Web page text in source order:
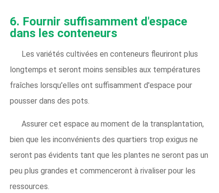
6. Fournir suffisamment d'espace
dans les conteneurs
Les variétés cultivées en conteneurs fleuriront plus
longtemps et seront moins sensibles aux températures
fraîches lorsqu'elles ont suffisamment d'espace pour
pousser dans des pots.
Assurer cet espace au moment de la transplantation,
bien que les inconvénients des quartiers trop exigus ne
seront pas évidents tant que les plantes ne seront pas un
peu plus grandes et commenceront à rivaliser pour les
ressources.